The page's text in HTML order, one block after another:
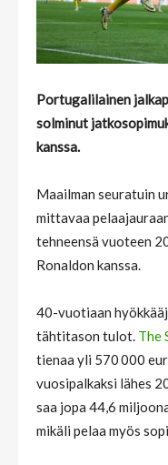
Portugalilainen
solminut
kanssa.
Maailman seuratuin
mittavaa
tehneensä vuoteen
Ronaldon kanssa.
40-vuotiaan
tähtitason tulot. The
tienaa yli 570 000
vuosipalkaksi lähes
saa jopa 44,6
mikäli pelaa myös